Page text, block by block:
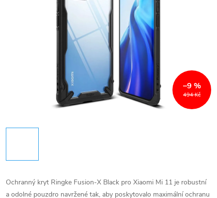
494 Kč
–9 %
Ochranný kryt Ringke Fusion-X Black pro Xiaomi Mi 11 je robustní
a odolné pouzdro navržené tak, aby poskytovalo maximální ochranu